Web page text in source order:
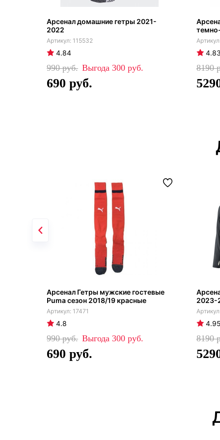
Арсенал домашние гетры 2021-
2022
115532
4.84
990 300
690
8190
Арсенал Гетры мужские гостевые
Puma сезон 2018/19 красные
17471
4.8
990 300
690
2023-
8190